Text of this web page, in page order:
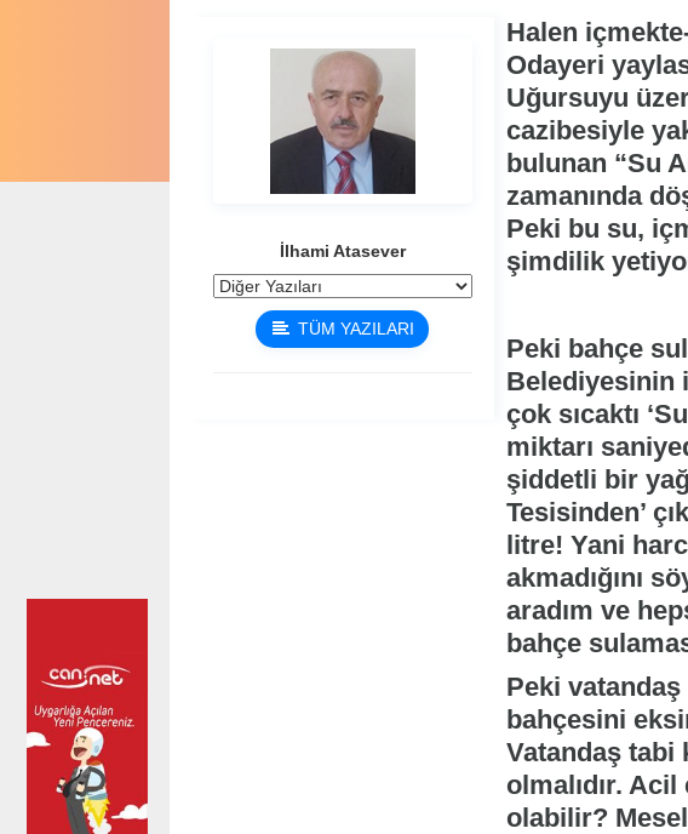
İlhami Atasever
TÜM YAZILARI
Halen
Odayeri
Uğursuyu
cazibesiyle
bulunan “Su
zamanında
Peki bu su,
şimdilik
Peki bahçe
Belediyesinin
çok sıcaktı
miktarı
şiddetli bir
Tesisinden’
litre! Yani
akmadığını
aradım ve
bahçe
Peki vatandaş
bahçesini
Vatandaş tabi
olmalıdır.
olabilir?